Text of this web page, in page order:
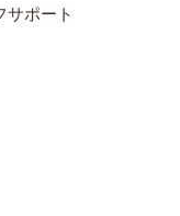
サポート